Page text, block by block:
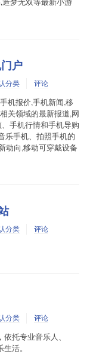
户
分类 评论
机报价,手机新闻,移
关领域的最新报道,网
手机行情和手机导购
乐手机、拍照手机的
动向,移动可穿戴设备
分类 评论
分类 评论
托专业音乐人、
活。